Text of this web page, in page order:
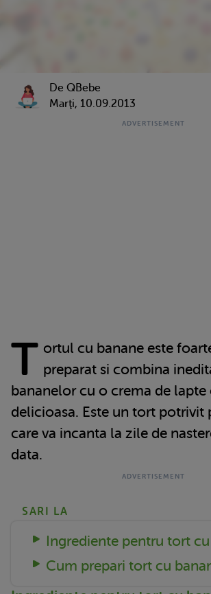
De QBebe
Marţi, 10.09.2013
T ortul cu banane este
preparat si combina
bananelor cu o crema de lapte
delicioasa. Este un tort potrivit
care va incanta la zile de
data.
SARI LA
Ingrediente pentru tort
Cum prepari tort cu